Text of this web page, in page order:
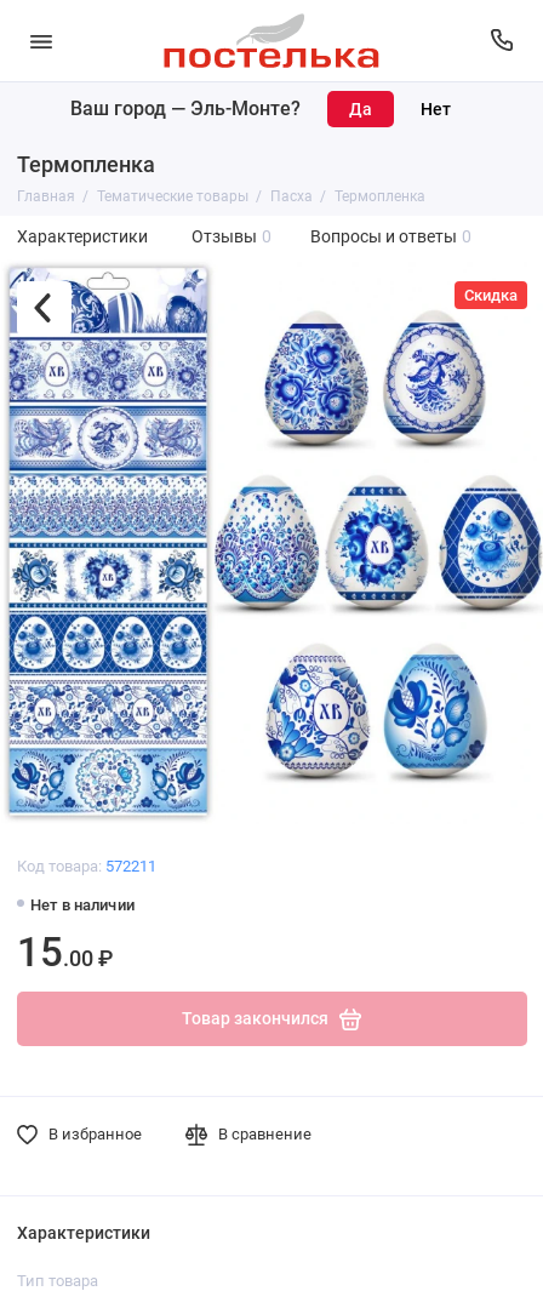
Ваш город — Эль-Монте?
Термопленка
Главная Тематические товары Пасха Термопленка
Характеристики Отзывы 0 Вопросы и ответы 0
Скидка
Код товара: 572211
Нет в наличии
15.00 ₽
Товар закончился
В избранное В сравнение
Характеристики
Тип товара